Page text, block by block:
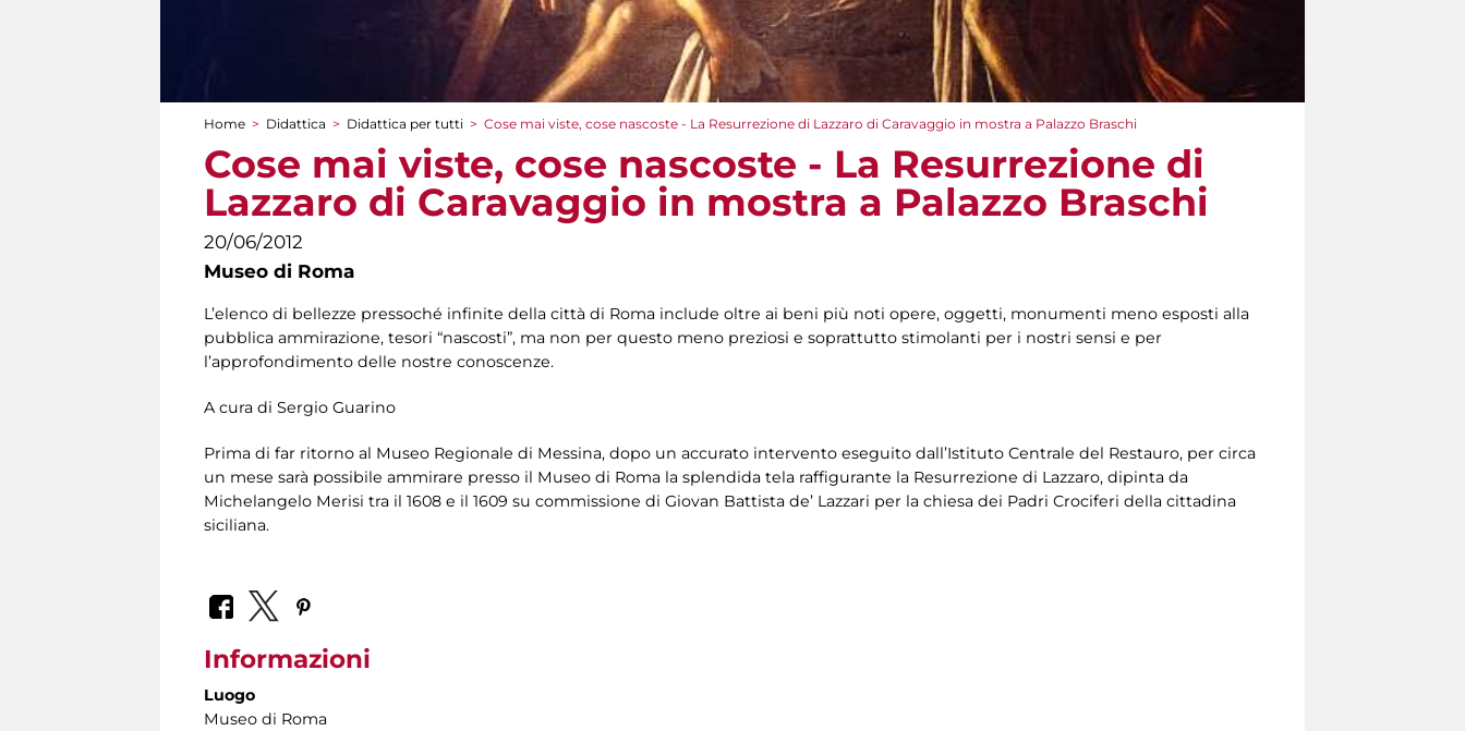
Tu sei qui
Home > Didattica > Didattica per tutti > Cose mai viste, cose nascoste - La Resurrezione di Lazzaro di Caravaggio in mostra a Palazzo Braschi
Cose mai viste, cose nascoste - La Resurrezione di
Lazzaro di Caravaggio in mostra a Palazzo Braschi
20/06/2012
Museo di Roma
L’elenco di bellezze pressoché infinite della città di Roma include oltre ai beni più noti opere, oggetti, monumenti meno esposti alla
pubblica ammirazione, tesori “nascosti”, ma non per questo meno preziosi e soprattutto stimolanti per i nostri sensi e per
l’approfondimento delle nostre conoscenze.
A cura di Sergio Guarino
Prima di far ritorno al Museo Regionale di Messina, dopo un accurato intervento eseguito dall’Istituto Centrale del Restauro, per circa
un mese sarà possibile ammirare presso il Museo di Roma la splendida tela raffigurante la Resurrezione di Lazzaro, dipinta da
Michelangelo Merisi tra il 1608 e il 1609 su commissione di Giovan Battista de’ Lazzari per la chiesa dei Padri Crociferi della cittadina
siciliana.
Informazioni
Luogo
Museo di Roma